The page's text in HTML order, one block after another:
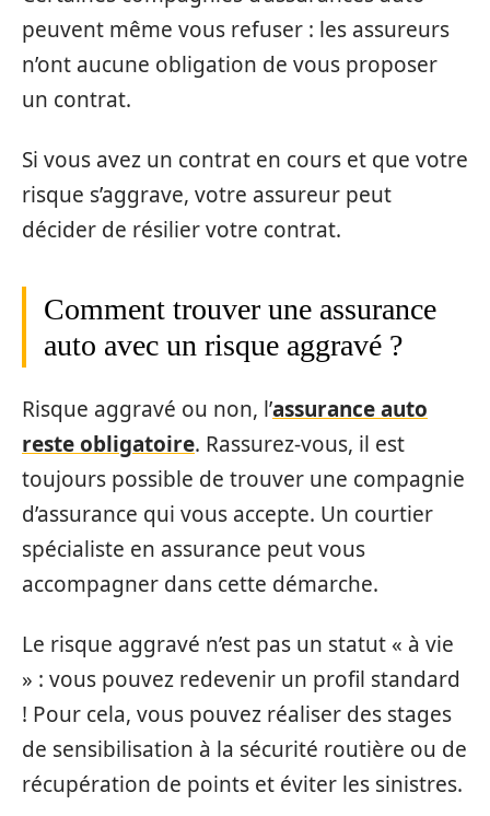
peuvent même vous refuser : les assureurs
n’ont aucune obligation de vous proposer
un contrat.
Si vous avez un contrat en cours et que votre
risque s’aggrave, votre assureur peut
décider de résilier votre contrat.
Comment trouver une assurance
auto avec un risque aggravé ?
Risque aggravé ou non, l’assurance auto
reste obligatoire. Rassurez-vous, il est
toujours possible de trouver une compagnie
d’assurance qui vous accepte. Un courtier
spécialiste en assurance peut vous
accompagner dans cette démarche.
Le risque aggravé n’est pas un statut « à vie
» : vous pouvez redevenir un profil standard
! Pour cela, vous pouvez réaliser des stages
de sensibilisation à la sécurité routière ou de
récupération de points et éviter les sinistres.